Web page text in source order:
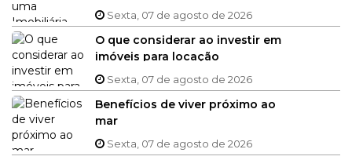
Negócio Imobiliário
Sexta, 07 de agosto de 2026
O que considerar ao investir em
imóveis para locação
Sexta, 07 de agosto de 2026
Benefícios de viver próximo ao
mar
Sexta, 07 de agosto de 2026